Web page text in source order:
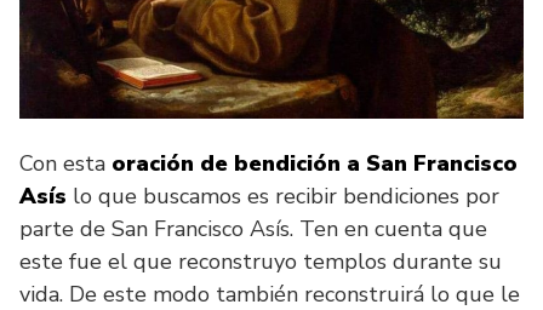
Con esta oración de bendición a San Francisco
Asís lo que buscamos es recibir bendiciones por
parte de San Francisco Asís. Ten en cuenta que
este fue el que reconstruyo templos durante su
vida. De este modo también reconstruirá lo que le